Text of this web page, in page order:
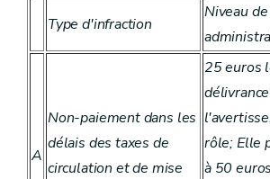
Type d'infraction
Niveau
A
Non-paiement dans les
délais des taxes de
circulation et de mise
25 euros
rôle; Elle
à 50